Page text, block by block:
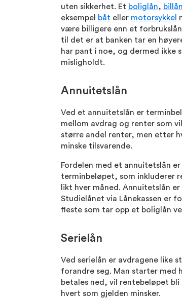
uten sikkerhet. Et boliglån, billån
eksempel
båt eller motorsykkel
være billigere enn et
til det er at banken tar en
har pant i noe, og dermed ikke
misligholdt.
Annuitetslån
Ved et annuitetslån er
mellom avdrag og renter som
større andel renter, men etter
minske tilsvarende.
Fordelen med et annuitetslån
terminbeløpet, som inkluderer
likt hver måned. Annuitetslån
Studielånet via Lånekassen er
fleste som tar opp et boliglån
Serielån
Ved serielån er avdragene like
forandre seg. Man starter med
betales ned, vil rentebeløpet
hvert som gjelden minsker.